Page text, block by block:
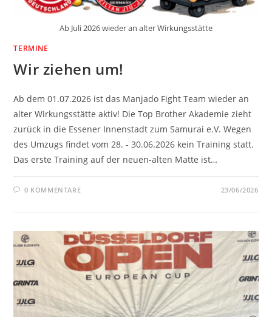
Ab Juli 2026 wieder an alter Wirkungsstätte
TERMINE
Wir ziehen um!
Ab dem 01.07.2026 ist das Manjado Fight Team wieder an
alter Wirkungsstätte aktiv! Die Top Brother Akademie zieht
zurück in die Essener Innenstadt zum Samurai e.V. Wegen
des Umzugs findet vom 28. - 30.06.2026 kein Training statt.
Das erste Training auf der neuen-alten Matte ist…
0 KOMMENTARE 23/06/2026